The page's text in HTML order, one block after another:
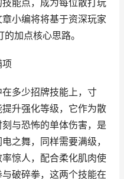
能点，成为每位散打玩
小编将将基于资深玩家
加点核心思路。
项
多少招牌技能上，寸
升强化等级，它作为散
与恐怖的单体伤害，是
之舞，同样需要满级，
惊人，配合柔化肌肉使
破碎拳，这两个技能在